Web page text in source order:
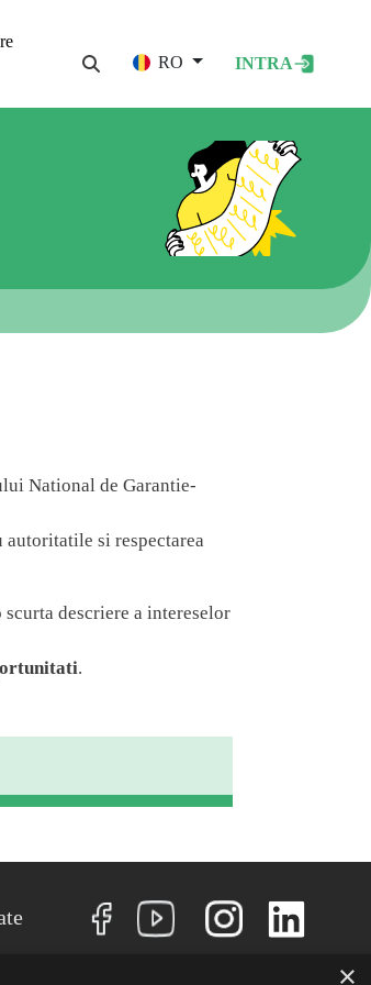
RO User
INTRA
National de Garantie-
autoritatile si respectarea
descriere a intereselor
.
×